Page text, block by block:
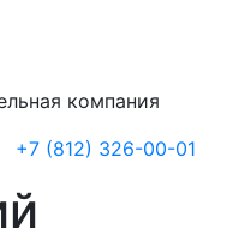
компания
+7 (812) 326-00-01